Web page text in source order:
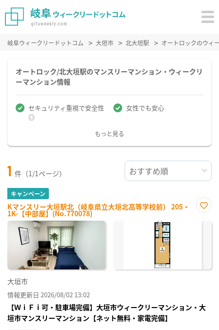
岐阜ウィークリードットコム 大垣市 北大垣駅 オートロックのウィ
オートロック/北大垣駅のマンスリーマンション・ウィークリ
ーマンション情報
セキュリティ重視で安全性
◎
女性でも安心
もっと見る
1 件（1/1ページ）
キャンペーン
Kマンスリー大垣駅北（岐阜県立大垣北高等学校前） 205・
1K-【中部屋】(No.770078)
に入
大垣市
情報更新日 2026/08/02 13:02
【ＷｉＦｉ可・駐車場完備】大垣市ウィークリーマンション・大
垣市マンスリーマンション【ネット無料・家電完備】